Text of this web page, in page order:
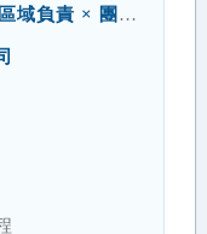
【新竹地區】營運部儲備主管｜區域負責 × 團隊管理 × 市場開發